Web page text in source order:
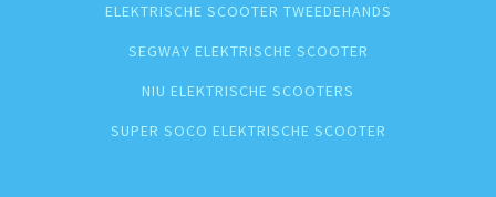
ELEKTRISCHE SCOOTER TWEEDEHANDS
SEGWAY ELEKTRISCHE SCOOTER
NIU ELEKTRISCHE SCOOTERS
SUPER SOCO ELEKTRISCHE SCOOTER